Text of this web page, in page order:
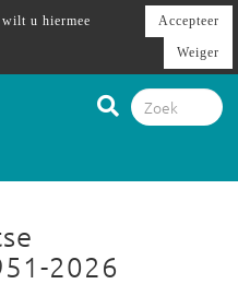
2026
u hiermee
Accepteer
Weiger